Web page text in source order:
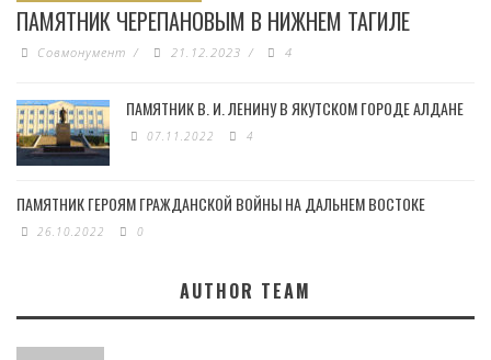
ПАМЯТНИК ЧЕРЕПАНОВЫМ В НИЖНЕМ ТАГИЛЕ
Совмонумент / 21.12.2023 / 4
ПАМЯТНИК В. И. ЛЕНИНУ В ЯКУТСКОМ ГОРОДЕ АЛДАНЕ
07.11.2022 4
ПАМЯТНИК ГЕРОЯМ ГРАЖДАНСКОЙ ВОЙНЫ НА ДАЛЬНЕМ ВОСТОКЕ
26.10.2022 0
AUTHOR TEAM